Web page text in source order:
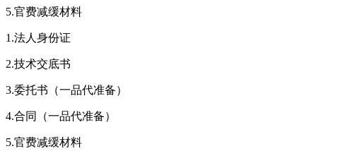
5.官费减缓材料
1.法人身份证
2.技术交底书
3.委托书（一品代准备）
4.合同（一品代准备）
5.官费减缓材料